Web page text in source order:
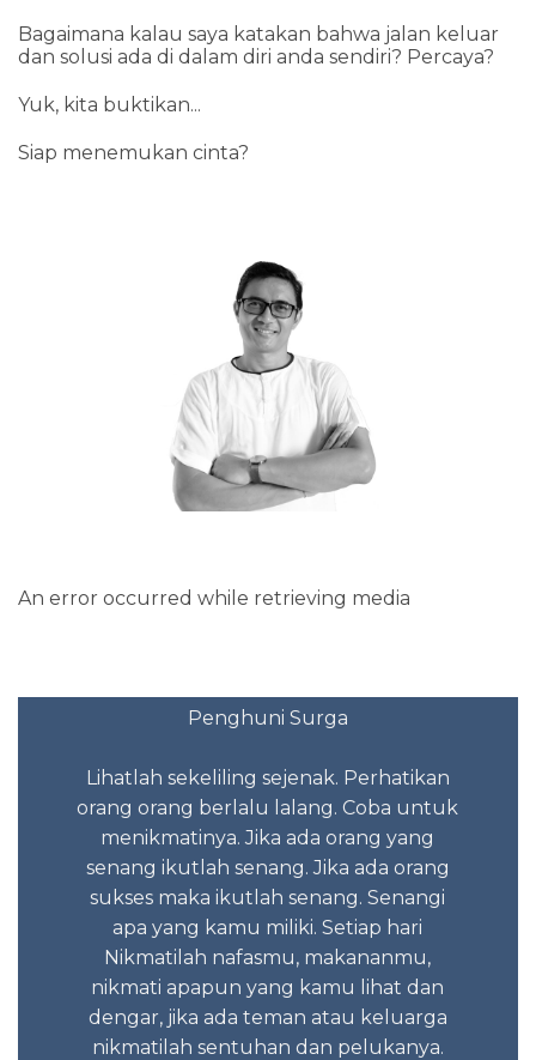
Bagaimana kalau saya katakan bahwa jalan keluar
dan solusi ada di dalam diri anda sendiri? Percaya?
Yuk, kita buktikan...
Siap menemukan cinta?
An error occurred while retrieving media
Penghuni Surga
Lihatlah sekeliling sejenak. Perhatikan
orang orang berlalu lalang. Coba untuk
menikmatinya. Jika ada orang yang
senang ikutlah senang. Jika ada orang
sukses maka ikutlah senang. Senangi
apa yang kamu miliki. Setiap hari
Nikmatilah nafasmu, makananmu,
nikmati apapun yang kamu lihat dan
dengar, jika ada teman atau keluarga
nikmatilah sentuhan dan pelukanya.